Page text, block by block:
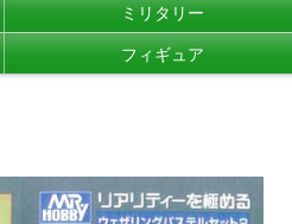
ミリタリー
フィギュア